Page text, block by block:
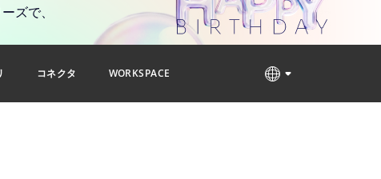
ズで、
コネクタ WORKSPACE